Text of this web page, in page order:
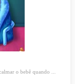
o bebê quando ...